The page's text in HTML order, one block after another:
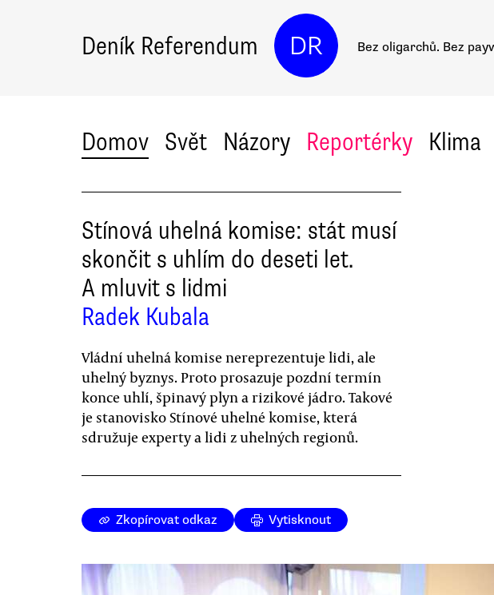
Deník Referendum DR Bez oligarchů. Bez
Domov Svět Názory Reportérky Klima
Stínová uhelná komise: stát musí
skončit s uhlím do deseti let.
A mluvit s lidmi
Radek Kubala
Vládní uhelná komise nereprezentuje lidi, ale
uhelný byznys. Proto prosazuje pozdní termín
konce uhlí, špinavý plyn a rizikové jádro. Takové
je stanovisko Stínové uhelné komise, která
sdružuje experty a lidi z uhelných regionů.
Zkopírovat odkaz Vytisknout